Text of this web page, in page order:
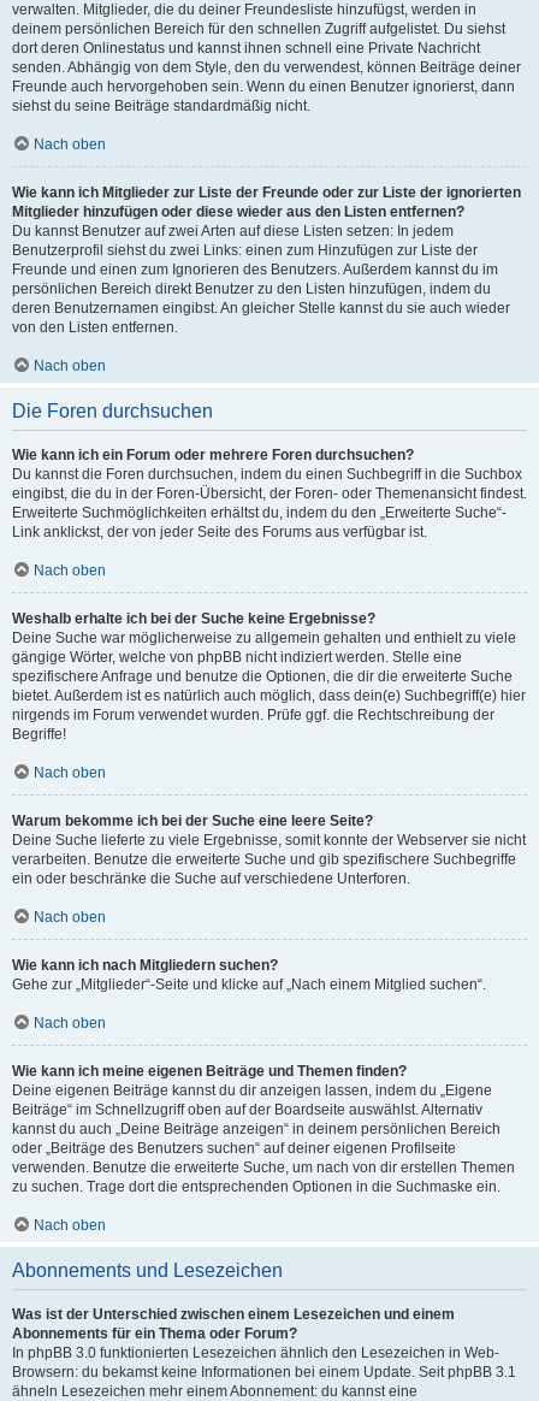
verwalten. Mitglieder, die du deiner Freundesliste hinzufügst, werden in
deinem persönlichen Bereich für den schnellen Zugriff aufgelistet. Du siehst
dort deren Onlinestatus und kannst ihnen schnell eine Private Nachricht
senden. Abhängig von dem Style, den du verwendest, können Beiträge deiner
Freunde auch hervorgehoben sein. Wenn du einen Benutzer ignorierst, dann
siehst du seine Beiträge standardmäßig nicht.
Nach oben
Wie kann ich Mitglieder zur Liste der Freunde oder zur Liste der ignorierten
Mitglieder hinzufügen oder diese wieder aus den Listen entfernen?
Du kannst Benutzer auf zwei Arten auf diese Listen setzen: In jedem
Benutzerprofil siehst du zwei Links: einen zum Hinzufügen zur Liste der
Freunde und einen zum Ignorieren des Benutzers. Außerdem kannst du im
persönlichen Bereich direkt Benutzer zu den Listen hinzufügen, indem du
deren Benutzernamen eingibst. An gleicher Stelle kannst du sie auch wieder
von den Listen entfernen.
Nach oben
Die Foren durchsuchen
Wie kann ich ein Forum oder mehrere Foren durchsuchen?
Du kannst die Foren durchsuchen, indem du einen Suchbegriff in die Suchbox
eingibst, die du in der Foren-Übersicht, der Foren- oder Themenansicht findest.
Erweiterte Suchmöglichkeiten erhältst du, indem du den „Erweiterte Suche“-
Link anklickst, der von jeder Seite des Forums aus verfügbar ist.
Nach oben
Weshalb erhalte ich bei der Suche keine Ergebnisse?
Deine Suche war möglicherweise zu allgemein gehalten und enthielt zu viele
gängige Wörter, welche von phpBB nicht indiziert werden. Stelle eine
spezifischere Anfrage und benutze die Optionen, die dir die erweiterte Suche
bietet. Außerdem ist es natürlich auch möglich, dass dein(e) Suchbegriff(e) hier
nirgends im Forum verwendet wurden. Prüfe ggf. die Rechtschreibung der
Begriffe!
Nach oben
Warum bekomme ich bei der Suche eine leere Seite?
Deine Suche lieferte zu viele Ergebnisse, somit konnte der Webserver sie nicht
verarbeiten. Benutze die erweiterte Suche und gib spezifischere Suchbegriffe
ein oder beschränke die Suche auf verschiedene Unterforen.
Nach oben
Wie kann ich nach Mitgliedern suchen?
Gehe zur „Mitglieder“-Seite und klicke auf „Nach einem Mitglied suchen“.
Nach oben
Wie kann ich meine eigenen Beiträge und Themen finden?
Deine eigenen Beiträge kannst du dir anzeigen lassen, indem du „Eigene
Beiträge“ im Schnellzugriff oben auf der Boardseite auswählst. Alternativ
kannst du auch „Deine Beiträge anzeigen“ in deinem persönlichen Bereich
oder „Beiträge des Benutzers suchen“ auf deiner eigenen Profilseite
verwenden. Benutze die erweiterte Suche, um nach von dir erstellen Themen
zu suchen. Trage dort die entsprechenden Optionen in die Suchmaske ein.
Nach oben
Abonnements und Lesezeichen
Was ist der Unterschied zwischen einem Lesezeichen und einem
Abonnements für ein Thema oder Forum?
In phpBB 3.0 funktionierten Lesezeichen ähnlich den Lesezeichen in Web-
Browsern: du bekamst keine Informationen bei einem Update. Seit phpBB 3.1
ähneln Lesezeichen mehr einem Abonnement: du kannst eine